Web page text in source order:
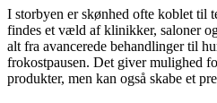
I storbyen er skønhed ofte koblet til
findes et væld af klinikker, saloner
alt fra avancerede behandlinger til
frokostpausen. Det giver mulighed
produkter, men kan også skabe et